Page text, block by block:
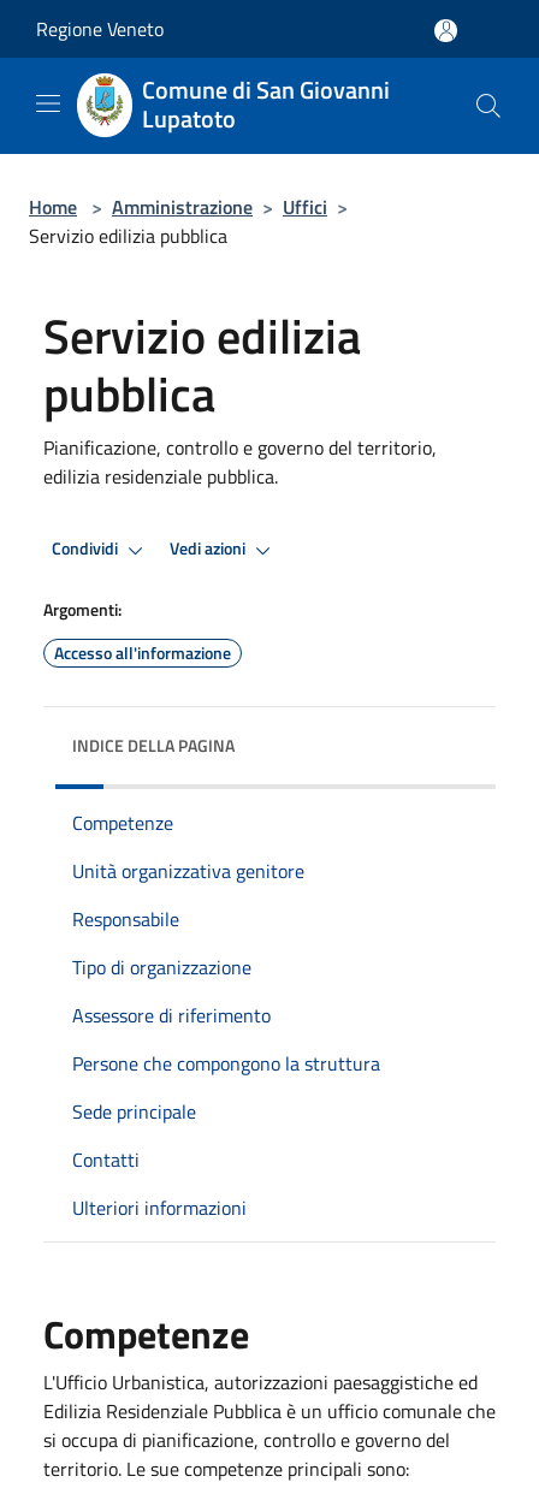
Regione Veneto
Comune di San Giovanni
Lupatoto
Home > Amministrazione > Uffici >
Servizio edilizia pubblica
Servizio edilizia
pubblica
Pianificazione, controllo e governo del territorio,
edilizia residenziale pubblica.
Condividi Vedi azioni
Argomenti:
Accesso all'informazione
INDICE DELLA PAGINA
Competenze
Unità organizzativa genitore
Responsabile
Tipo di organizzazione
Assessore di riferimento
Persone che compongono la struttura
Sede principale
Contatti
Ulteriori informazioni
Competenze
L'Ufficio Urbanistica, autorizzazioni paesaggistiche ed
Edilizia Residenziale Pubblica è un ufficio comunale che
si occupa di pianificazione, controllo e governo del
territorio. Le sue competenze principali sono: